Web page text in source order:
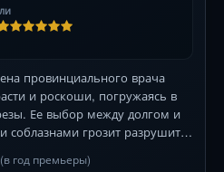
провинциального врача
и роскоши, погружаясь в
Ее выбор между долгом и
соблазнами грозит разрушить
год премьеры)